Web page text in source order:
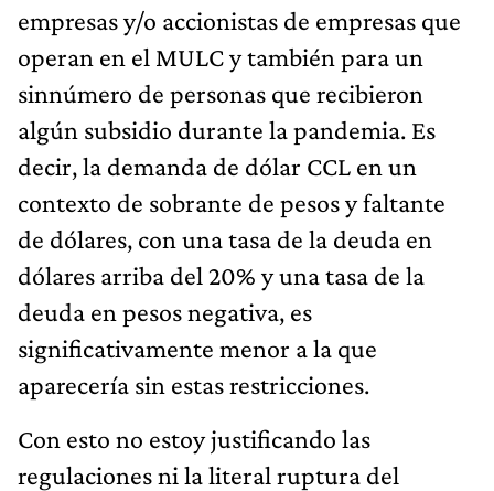
empresas y/o accionistas de empresas que
operan en el MULC y también para un
sinnúmero de personas que recibieron
algún subsidio durante la pandemia. Es
decir, la demanda de dólar CCL en un
contexto de sobrante de pesos y faltante
de dólares, con una tasa de la deuda en
dólares arriba del 20% y una tasa de la
deuda en pesos negativa, es
significativamente menor a la que
aparecería sin estas restricciones.
Con esto no estoy justificando las
regulaciones ni la literal ruptura del